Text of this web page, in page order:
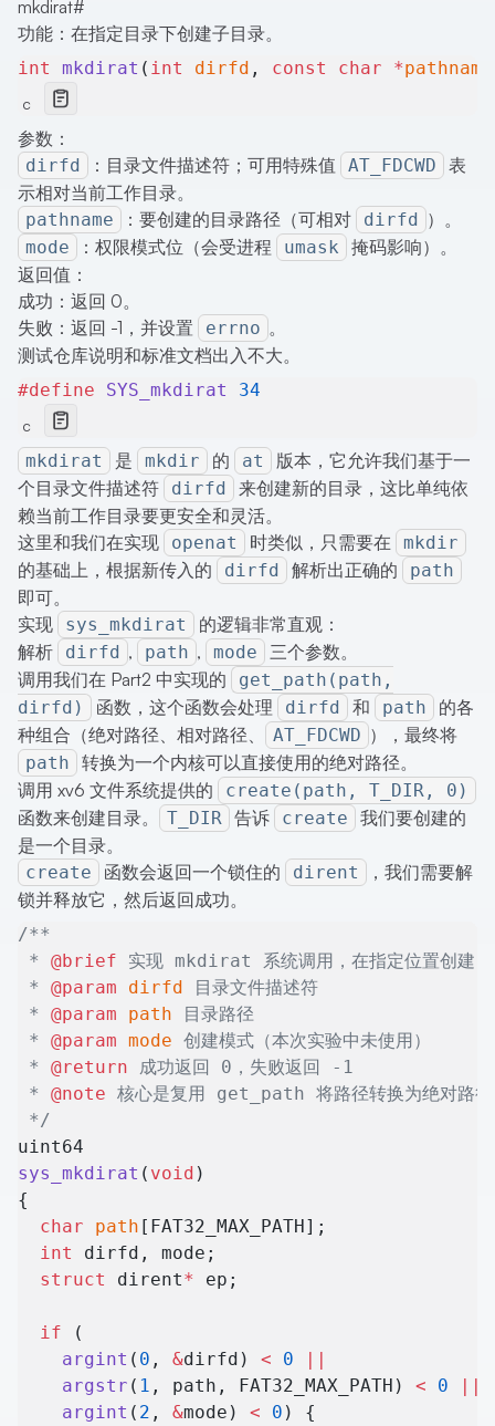
mkdirat#
功能：在指定目录下创建子目录。
int mkdirat ( int dirfd , const char *pathname
c
参数：
dirfd ：目录文件描述符；可用特殊值 AT_FDCWD
表
示相对当前工作目录。
pathname ：要创建的目录路径（可相对 dirfd ）。
mode ：权限模式位（会受进程 umask
掩码影响）。
返回值：
成功：返回 0。
失败：返回 -1，并设置
errno 。
测试仓库说明和标准文档出入不大。
#define SYS_mkdirat 34
c
mkdirat 是 mkdir 的 at
版本，它允许我们基于一
个目录文件描述符
dirfd
来创建新的目录，这比单纯依
赖当前工作目录要更安全和灵活。
这里和我们在实现
openat 时类似，只需要在 mkdir
的基础上，根据新传入的 dirfd 解析出正确的 path
即可。
实现
sys_mkdirat
的逻辑非常直观：
解析
dirfd , path , mode
三个参数。
调用我们在 Part2 中实现的
get_path(path,
dirfd)
函数，这个函数会处理 dirfd 和 path
的各
种组合（绝对路径、相对路径、
AT_FDCWD ），最终将
path
转换为一个内核可以直接使用的绝对路径。
调用 xv6 文件系统提供的
create(path, T_DIR, 0)
函数来创建目录。 T_DIR 告诉 create
我们要创建的
是一个目录。
create 函数会返回一个锁住的 dirent
，我们需要解
锁并释放它，然后返回成功。
/**
* @brief 实现 mkdirat 系统调用，在指定位置创建目
* @param dirfd
目录文件描述符
* @param path 目录路径
* @param mode 创建模式（本次实验中未使用）
* @return 成功返回 0，失败返回 -1
* @note 核心是复用 get_path 将路径转换为绝对路径
*/
uint64
sys_mkdirat ( void )
{
  char
path [FAT32_MAX_PATH];
  int
dirfd, mode;
  struct
dirent* ep;
  if
(
    argint
( 0 , &dirfd) < 0
    argstr
( 1 , path, FAT32_MAX_PATH) < 0
    argint
( 2 , &mode) < 0 ) {